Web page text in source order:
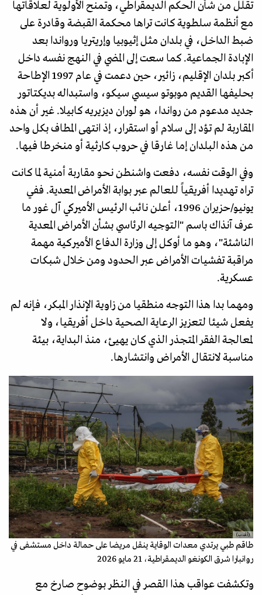
تقلل من شأن الحكم الديمقراطي، وتمنح الأولوية لعلاقاتها
مع أنظمة سلطوية كانت تراها محكمة القبضة وقادرة على
ضبط الداخل، في بلدان مثل إثيوبيا وإريتريا ورواندا بعد
الإبادة الجماعية. كما سعت إلى المضي في النهج نفسه داخل
أكبر بلدان الإقليم، زائير، حين دعمت في عام 1997 الإطاحة
بحليفها القديم موبوتو سيسي سيكو، واستبداله بديكتاتور
جديد مدعوم من رواندا، هو لوران ديزيريه كابيلا. غير أن هذه
المقاربة لم تؤد إلى سلام أو استقرار، إذ انتهى المطاف بكل واحد
من هذه البلدان إما غارقا في حروب كارثية أو منخرطا فيها.
وفي الوقت نفسه، دفعت واشنطن نحو مقاربة أمنية لما كانت
تراه تهديدا أفريقياً للعالم عبر بوابة الأمراض المعدية. ففي
يونيو/حزيران 1996، أعلن نائب الرئيس الأميركي آل غور ما
عرف آنذاك باسم "التوجيه الرئاسي بشأن الأمراض المعدية
الناشئة"، وهو ما أوكل إلى وزارة الدفاع الأميركية مهمة
مراقبة تفشيات الأمراض عبر الحدود ومن خلال شبكات
عسكرية.
ومهما بدا هذا التوجه منطقيا من زاوية الإنذار المبكر، فإنه لم
يفعل شيئا لتعزيز الرعاية الصحية داخل أفريقيا، ولا
لمعالجة الفقر المتجذر الذي كان يهيئ، منذ البداية، بيئة
مناسبة لانتقال الأمراض وانتشارها.
(أ.ف.ب)
طاقم طبي يرتدي معدات الوقاية ينقل مريضا على حمالة داخل مستشفى في
روانبارا شرق الكونغو الديمقراطية، 21 مايو 2026
وتكشفت عواقب هذا القصر في النظر بوضوح صارخ مع